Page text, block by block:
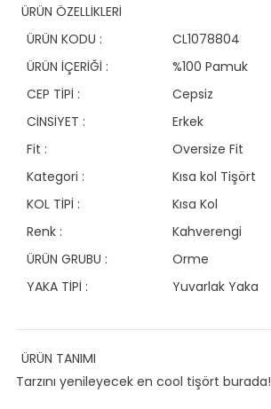
ÜRÜN ÖZELLİKLERİ
ÜRÜN KODU :
CL1078804
ÜRÜN İÇERİĞİ :
%100 Pamuk
CEP TİPİ :
Cepsiz
CİNSİYET :
Erkek
Fit :
Oversize Fit
Kategori :
Kısa kol Tişört
KOL TİPİ :
Kısa Kol
Renk :
Kahverengi
ÜRÜN GRUBU :
Orme
YAKA TİPİ :
Yuvarlak Yaka
ÜRÜN TANIMI
Tarzını yenileyecek en cool tişört burada!